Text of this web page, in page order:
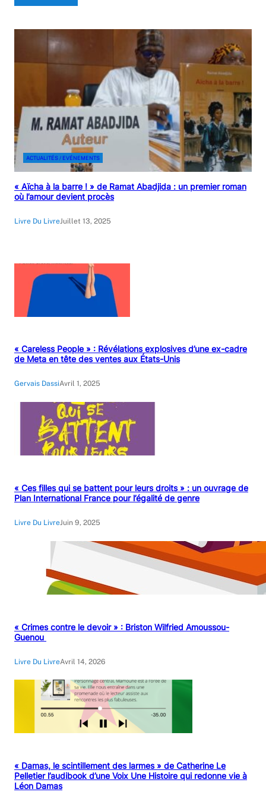
ACTUALITÉS / EVÉNEMENTS
« Aïcha à la barre ! » de Ramat Abadjida : un premier roman
où l’amour devient procès
Livre Du LivreJuillet 13, 2025
« Careless People » : Révélations explosives d’une ex-cadre
de Meta en tête des ventes aux États-Unis
Gervais DassiAvril 1, 2025
« Ces filles qui se battent pour leurs droits » : un ouvrage de
Plan International France pour l’égalité de genre
Livre Du LivreJuin 9, 2025
« Crimes contre le devoir » : Briston Wilfried Amoussou-
Guenou
Livre Du LivreAvril 14, 2026
« Damas, le scintillement des larmes » de Catherine Le
Pelletier l’audibook d’une Voix Une Histoire qui redonne vie à
Léon Damas